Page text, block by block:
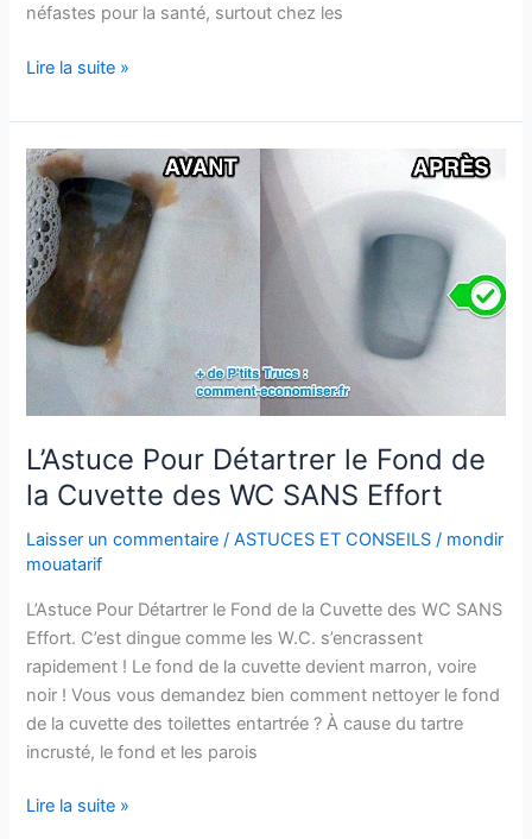
néfastes pour la santé, surtout chez les
Le
Fi
:
Un
Tueur
Silencieux
Qui
Nous
Tue
Tout
Doucement
Lire la suite »
L’Astuce Pour Détartrer le Fond de
la Cuvette des WC SANS Effort
Laisser un commentaire /ASTUCES ET CONSEILS / mondir
mouatarif
L’Astuce Pour Détartrer le Fond de la Cuvette des WC SANS
Effort. C’est dingue comme les W.C. s’encrassent
rapidement ! Le fond de la cuvette devient marron, voire
noir ! Vous vous demandez bien comment nettoyer le fond
de la cuvette des toilettes entartrée ? À cause du tartre
incrusté, le fond et les parois
L’Astuce
Lire la suite »